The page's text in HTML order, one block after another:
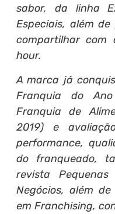
sabor, da linha
Especiais, além
compartilhar
hour.
A marca já
Franquia do Ano
Franquia de
2019) e
performance,
do franqueado,
revista
Negócios, além
em Franchising,